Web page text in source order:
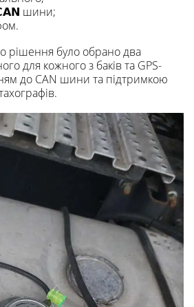
шини;
рішення було обрано два
для кожного з баків та GPS-
до CAN шини та підтримкою